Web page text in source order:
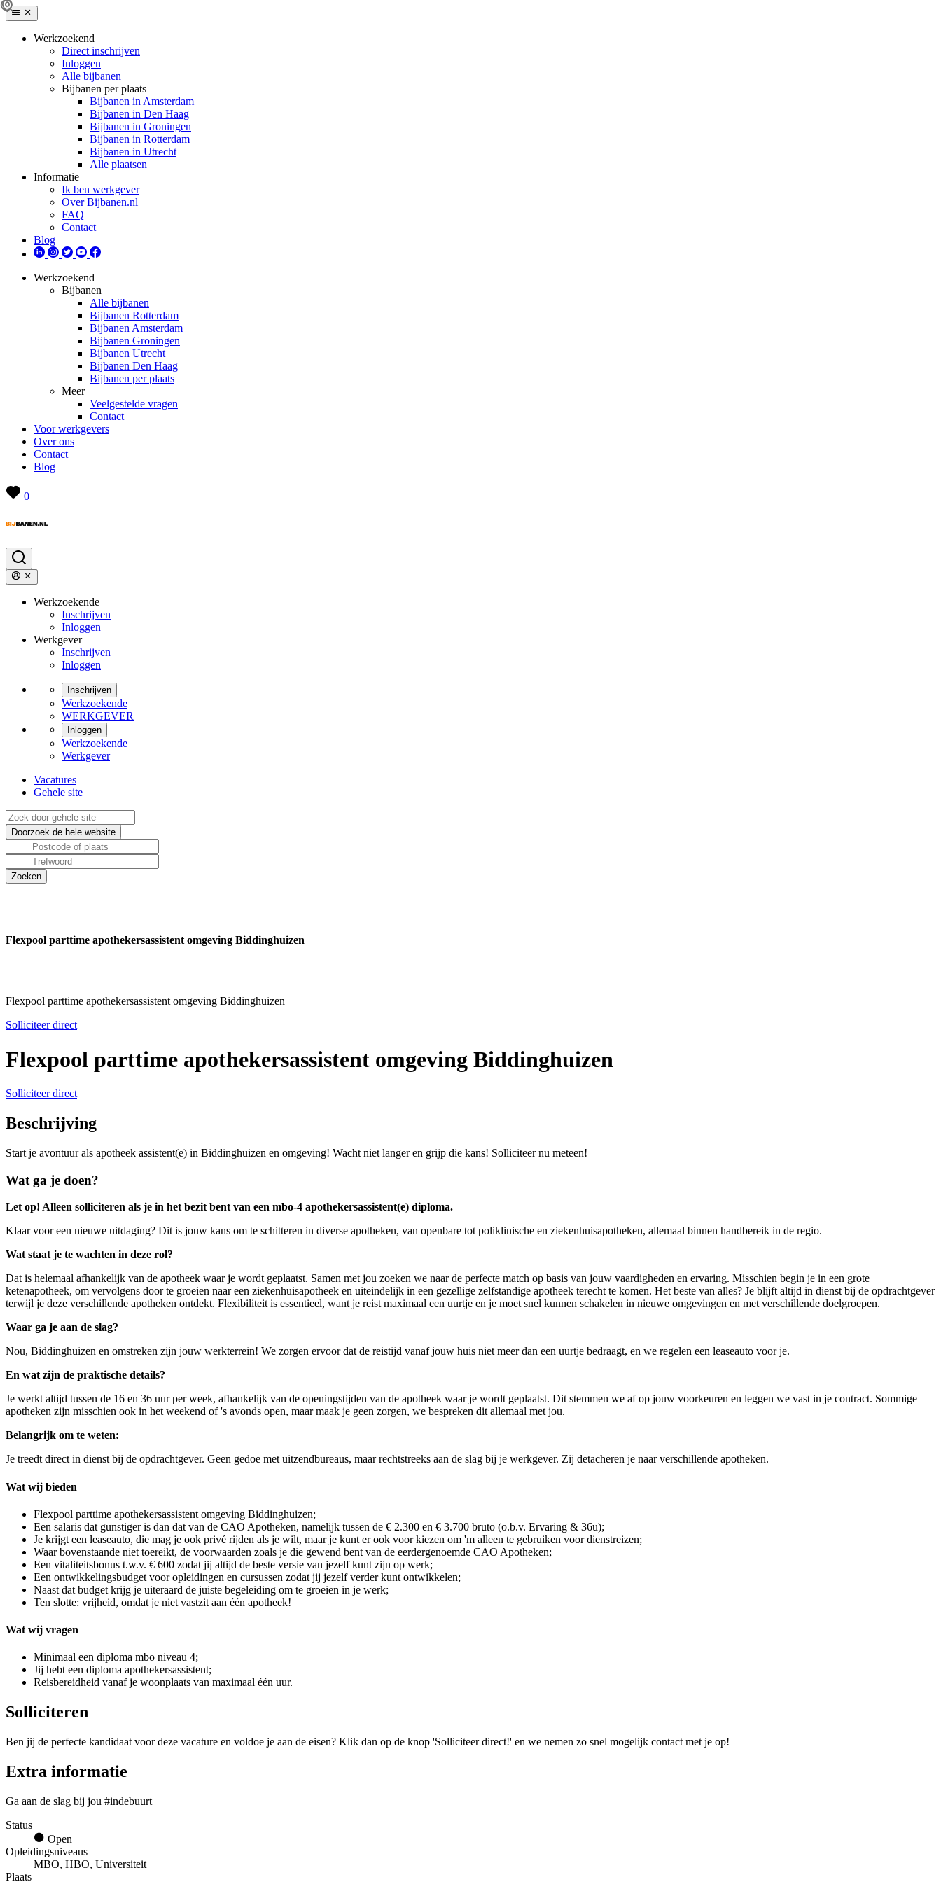
Werkzoekend
Direct inschrijven
Inloggen
Alle bijbanen
Bijbanen per plaats
Bijbanen in Amsterdam
Bijbanen in Den Haag
Bijbanen in Groningen
Bijbanen in Rotterdam
Bijbanen in Utrecht
Alle plaatsen
Informatie
Ik ben werkgever
Over Bijbanen.nl
FAQ
Contact
Blog
Werkzoekend
Bijbanen
Alle bijbanen
Bijbanen Rotterdam
Bijbanen Amsterdam
Bijbanen Groningen
Bijbanen Utrecht
Bijbanen Den Haag
Bijbanen per plaats
Meer
Veelgestelde vragen
Contact
Voor werkgevers
Over ons
Contact
Blog
0
Werkzoekende
Inschrijven
Inloggen
Werkgever
Inschrijven
Inloggen
Inschrijven
Werkzoekende
WERKGEVER
Inloggen
Werkzoekende
Werkgever
Vacatures
Gehele site
Flexpool parttime apothekersassistent omgeving Biddinghuizen
Flexpool parttime apothekersassistent omgeving Biddinghuizen
Solliciteer direct
Flexpool parttime apothekersassistent omgeving Biddinghuizen
Solliciteer direct
Beschrijving
Start je avontuur als apotheek assistent(e) in Biddinghuizen en omgeving! Wacht niet langer en grijp die kans! Solliciteer nu meteen!
Wat ga je doen?
Let op! Alleen solliciteren als je in het bezit bent van een mbo-4 apothekersassistent(e) diploma.
Klaar voor een nieuwe uitdaging? Dit is jouw kans om te schitteren in diverse apotheken, van openbare tot poliklinische en ziekenhuisapotheken, allemaal binnen handbereik in de regio.
Wat staat je te wachten in deze rol?
Dat is helemaal afhankelijk van de apotheek waar je wordt geplaatst. Samen met jou zoeken we naar de perfecte match op basis van jouw vaardigheden en ervaring. Misschien begin je in een grote
ketenapotheek, om vervolgens door te groeien naar een ziekenhuisapotheek en uiteindelijk in een gezellige zelfstandige apotheek terecht te komen. Het beste van alles? Je blijft altijd in dienst bij de opdrachtgever
terwijl je deze verschillende apotheken ontdekt. Flexibiliteit is essentieel, want je reist maximaal een uurtje en je moet snel kunnen schakelen in nieuwe omgevingen en met verschillende doelgroepen.
Waar ga je aan de slag?
Nou, Biddinghuizen en omstreken zijn jouw werkterrein! We zorgen ervoor dat de reistijd vanaf jouw huis niet meer dan een uurtje bedraagt, en we regelen een leaseauto voor je.
En wat zijn de praktische details?
Je werkt altijd tussen de 16 en 36 uur per week, afhankelijk van de openingstijden van de apotheek waar je wordt geplaatst. Dit stemmen we af op jouw voorkeuren en leggen we vast in je contract. Sommige
apotheken zijn misschien ook in het weekend of 's avonds open, maar maak je geen zorgen, we bespreken dit allemaal met jou.
Belangrijk om te weten:
Je treedt direct in dienst bij de opdrachtgever. Geen gedoe met uitzendbureaus, maar rechtstreeks aan de slag bij je werkgever. Zij detacheren je naar verschillende apotheken.
Wat wij bieden
Flexpool parttime apothekersassistent omgeving Biddinghuizen;
Een salaris dat gunstiger is dan dat van de CAO Apotheken, namelijk tussen de € 2.300 en € 3.700 bruto (o.b.v. Ervaring & 36u);
Je krijgt een leaseauto, die mag je ook privé rijden als je wilt, maar je kunt er ook voor kiezen om 'm alleen te gebruiken voor dienstreizen;
Waar bovenstaande niet toereikt, de voorwaarden zoals je die gewend bent van de eerdergenoemde CAO Apotheken;
Een vitaliteitsbonus t.w.v. € 600 zodat jij altijd de beste versie van jezelf kunt zijn op werk;
Een ontwikkelingsbudget voor opleidingen en cursussen zodat jij jezelf verder kunt ontwikkelen;
Naast dat budget krijg je uiteraard de juiste begeleiding om te groeien in je werk;
Ten slotte: vrijheid, omdat je niet vastzit aan één apotheek!
Wat wij vragen
Minimaal een diploma mbo niveau 4;
Jij hebt een diploma apothekersassistent;
Reisbereidheid vanaf je woonplaats van maximaal één uur.
Solliciteren
Ben jij de perfecte kandidaat voor deze vacature en voldoe je aan de eisen? Klik dan op de knop 'Solliciteer direct!' en we nemen zo snel mogelijk contact met je op!
Extra informatie
Ga aan de slag bij jou #indebuurt
Status
Open
Opleidingsniveaus
MBO, HBO, Universiteit
Plaats